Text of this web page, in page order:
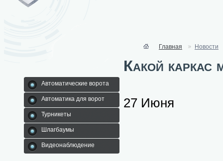
Автоматические ворота
Автоматика для ворот
Турникеты
Шлагбаумы
Видеонаблюдение
Главная Новости
Какой каркас
27 Июня